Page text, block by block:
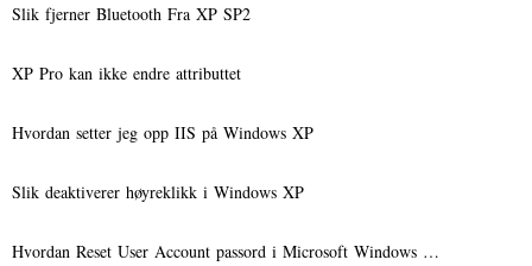
Slik fjerner Bluetooth Fra XP SP2
XP Pro kan ikke endre attributtet
Hvordan setter jeg opp IIS på Windows XP
Slik deaktiverer høyreklikk i Windows XP
Hvordan Reset User Account passord i Microsoft Windows …